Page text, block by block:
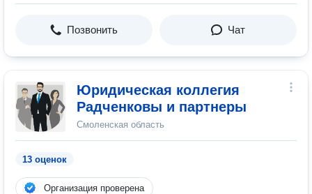
Позвонить Чат
Юридическая коллегия
Радченковы и партнеры
Смоленская область
13 оценок
Организация проверена